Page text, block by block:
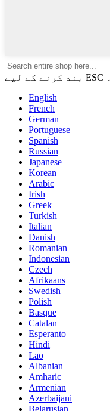
English
French
German
Portuguese
Spanish
Russian
Japanese
Korean
Arabic
Irish
Greek
Turkish
Italian
Danish
Romanian
Indonesian
Czech
Afrikaans
Swedish
Polish
Basque
Catalan
Esperanto
Hindi
Lao
Albanian
Amharic
Armenian
Azerbaijani